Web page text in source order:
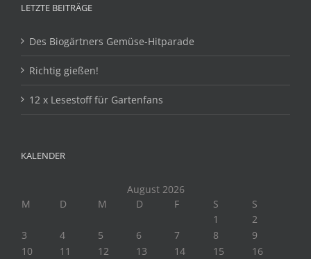
LETZTE BEITRÄGE
Des Biogärtners Gemüse-Hitparade
Richtig gießen!
12 x Lesestoff für Gartenfans
KALENDER
August 2026
M
D M D F S
S
1
2
3
4 5 6 7 8
9
10
11 12 13 14 15
16